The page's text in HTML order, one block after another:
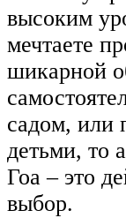
высоким
мечтаете
шикарной
садом, или
детьми, то
Гоа – это
выбор.